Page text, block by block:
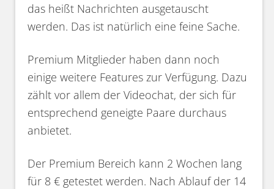
das heißt Nachrichten ausgetauscht
werden. Das ist natürlich eine feine Sache.
Premium Mitglieder haben dann noch
einige weitere Features zur Verfügung. Dazu
zählt vor allem der Videochat, der sich für
entsprechend geneigte Paare durchaus
anbietet.
Der Premium Bereich kann 2 Wochen lang
für 8 € getestet werden. Nach Ablauf der 14